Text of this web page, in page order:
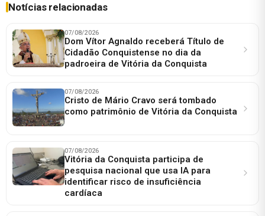
Notícias relacionadas
07/08/2026
Dom Vítor Agnaldo receberá Título de
Cidadão Conquistense no dia da
padroeira de Vitória da Conquista
07/08/2026
Cristo de Mário Cravo será tombado
como patrimônio de Vitória da Conquista
07/08/2026
Vitória da Conquista participa de
pesquisa nacional que usa IA para
identificar risco de insuficiência
cardíaca